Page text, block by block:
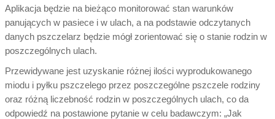
Aplikacja będzie na bieżąco monitorować stan warunków
panujących w pasiece i w ulach, a na podstawie odczytanych
danych pszczelarz będzie mógł zorientować się o stanie rodzin w
poszczególnych ulach.
Przewidywane jest uzyskanie różnej ilości wyprodukowanego
miodu i pyłku pszczelego przez poszczególne pszczele rodziny
oraz różną liczebność rodzin w poszczególnych ulach, co da
odpowiedź na postawione pytanie w celu badawczym: „Jak